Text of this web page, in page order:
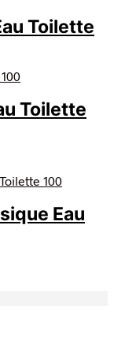
Toilette
Toilette
Eau